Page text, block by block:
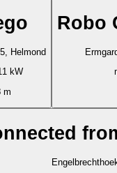
Helmond
kW
m
Robo